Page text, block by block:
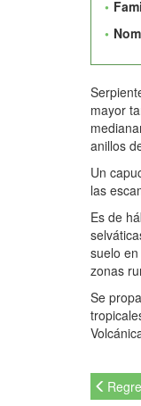
mayor
anillos
Un
las
Es de
suelo
zonas
Se